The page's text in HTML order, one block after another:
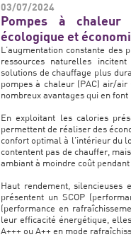
03/07/2024
Pompes à
écologique et
L’augmentation constante
ressources naturelles
solutions de chauffage plus
pompes à chaleur (PAC) air/
nombreux avantages qui en
En exploitant les calories
permettent de réaliser des
confort optimal à l’intérieur du
contentent pas de chauffer,
ambiant à moindre coût
Haut rendement,
présentent un SCOP
(performance en
leur efficacité énergétique,
A+++ ou A++ en mode